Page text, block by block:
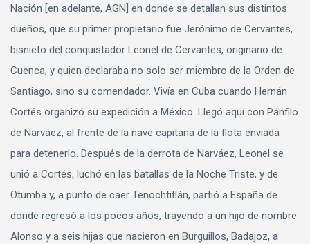
Nación [en adelante, AGN] en donde se detallan sus distintos
dueños, que su primer propietario fue Jerónimo de Cervantes,
bisnieto del conquistador Leonel de Cervantes, originario de
Cuenca, y quien declaraba no solo ser miembro de la Orden de
Santiago, sino su comendador. Vivía en Cuba cuando Hernán
Cortés organizó su expedición a México. Llegó aquí con Pánfilo
de Narváez, al frente de la nave capitana de la flota enviada
para detenerlo. Después de la derrota de Narváez, Leonel se
unió a Cortés, luchó en las batallas de la Noche Triste, y de
Otumba y, a punto de caer Tenochtitlán, partió a España de
donde regresó a los pocos años, trayendo a un hijo de nombre
Alonso y a seis hijas que nacieron en Burguillos, Badajoz, a